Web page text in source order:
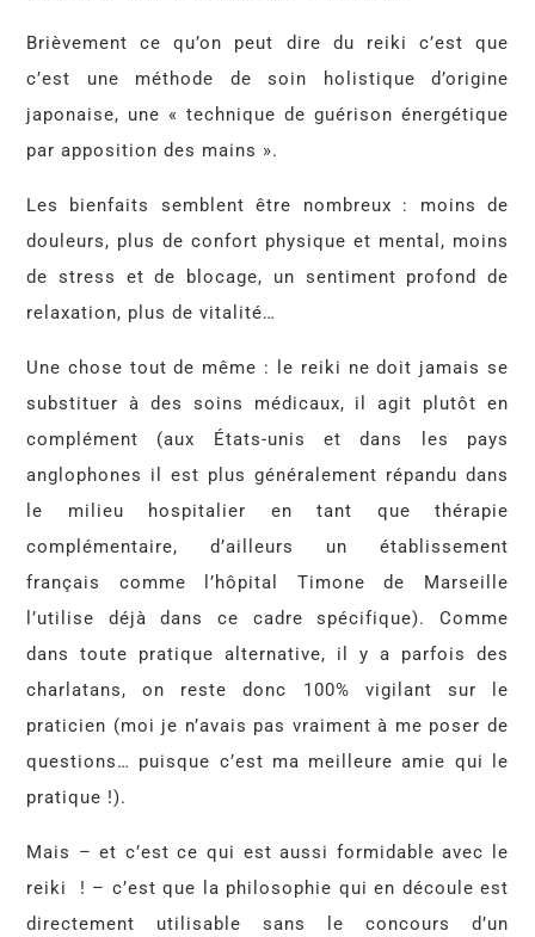
Brièvement ce qu’on peut dire du reiki c’est que
c’est une méthode de soin holistique d’origine
japonaise, une « technique de guérison énergétique
par apposition des mains ».
Les bienfaits semblent être nombreux : moins de
douleurs, plus de confort physique et mental, moins
de stress et de blocage, un sentiment profond de
relaxation, plus de vitalité…
Une chose tout de même : le reiki ne doit jamais se
substituer à des soins médicaux, il agit plutôt en
complément (aux États-unis et dans les pays
anglophones il est plus généralement répandu dans
le milieu hospitalier en tant que thérapie
complémentaire, d’ailleurs un établissement
français comme l’hôpital Timone de Marseille
l’utilise déjà dans ce cadre spécifique). Comme
dans toute pratique alternative, il y a parfois des
charlatans, on reste donc 100% vigilant sur le
praticien (moi je n’avais pas vraiment à me poser de
questions… puisque c’est ma meilleure amie qui le
pratique !).
Mais – et c’est ce qui est aussi formidable avec le
reiki
! – c’est que la philosophie qui en découle est
directement utilisable sans le concours d’un